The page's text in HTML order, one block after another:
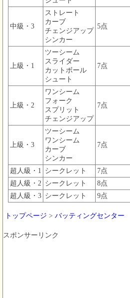
中級・3
ストレート
カーブ
チェンジアップ
シンカー
5点
上級・1
ツーシーム
スライダー
カットボール
シュート
7点
上級・2
ワンシーム
フォーク
スプリット
チェンジアップ
7点
上級・3
ツーシーム
ワンシーム
カーブ
シンカー
7点
超人級・1 シークレット 7点
超人級・2 シークレット 8点
超人級・3 シークレット 9点
トップページ > バッティングセンター
スポンサーリンク